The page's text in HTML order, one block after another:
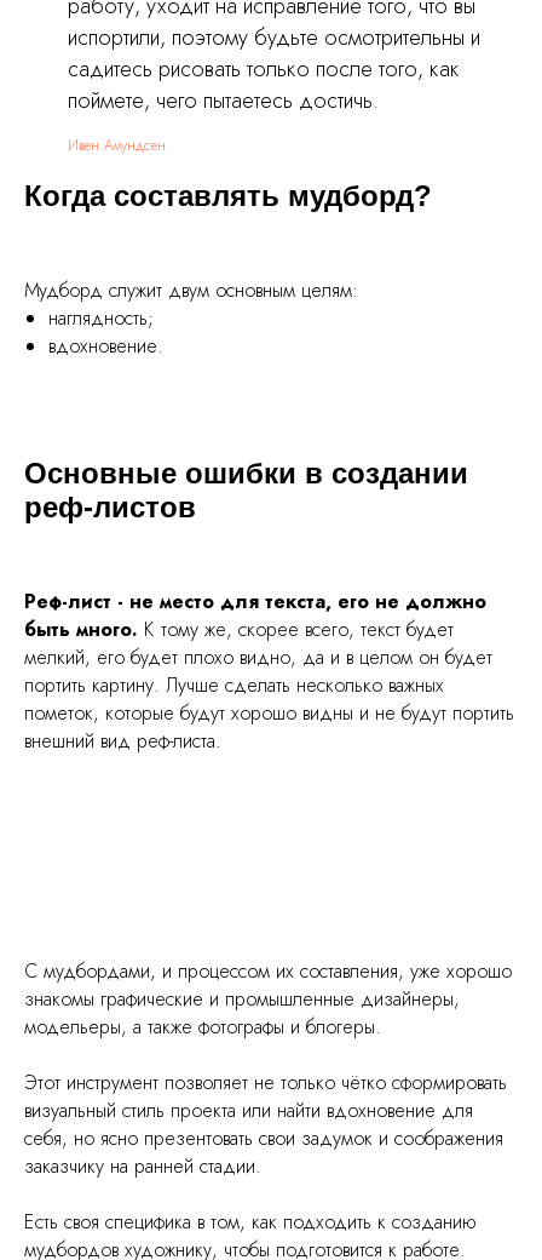
испортили, поэтому будьте осмотрительны и
садитесь рисовать только после того, как
поймете, чего пытаетесь достичь.
Ивен Амундсен
Когда составлять мудборд?
Мудборд служит двум основным целям:
наглядность;
вдохновение.
Основные ошибки в создании
реф-листов
Реф-лист - не место для текста, его не должно
быть много. К тому же, скорее всего, текст будет
мелкий, его будет плохо видно, да и в целом он будет
портить картину. Лучше сделать несколько важных
пометок, которые будут хорошо видны и не будут портить
внешний вид реф-листа.
С мудбордами, и процессом их составления, уже хорошо
знакомы графические и промышленные дизайнеры,
модельеры, а также фотографы и блогеры.
Этот инструмент позволяет не только чётко сформировать
визуальный стиль проекта или найти вдохновение для
себя, но ясно презентовать свои задумок и соображения
заказчику на ранней стадии.
Есть своя специфика в том, как подходить к созданию
мудбордов художнику, чтобы подготовится к работе.